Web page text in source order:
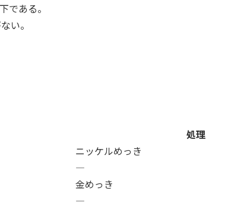
である。
い。
処理
ニッケルめっき
―
金めっき
―